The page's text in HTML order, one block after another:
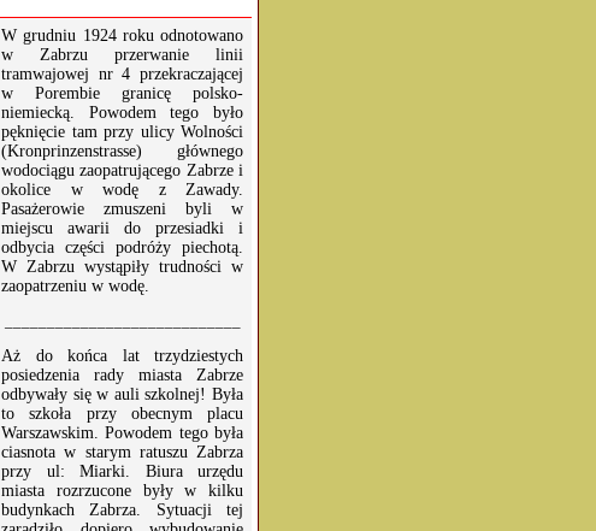
W grudniu 1924 roku odnotowano
w Zabrzu przerwanie linii
tramwajowej nr 4 przekraczającej
w Porembie granicę polsko-
niemiecką. Powodem tego było
pęknięcie tam przy ulicy Wolności
(Kronprinzenstrasse) głównego
wodociągu zaopatrującego Zabrze i
okolice w wodę z Zawady.
Pasażerowie zmuszeni byli w
miejscu awarii do przesiadki i
odbycia części podróży piechotą.
W Zabrzu wystąpiły trudności w
zaopatrzeniu w wodę.
Aż do końca lat trzydziestych
posiedzenia rady miasta Zabrze
odbywały się w auli szkolnej! Była
to szkoła przy obecnym placu
Warszawskim. Powodem tego była
ciasnota w starym ratuszu Zabrza
przy ul: Miarki. Biura urzędu
miasta rozrzucone były w kilku
budynkach Zabrza. Sytuacji tej